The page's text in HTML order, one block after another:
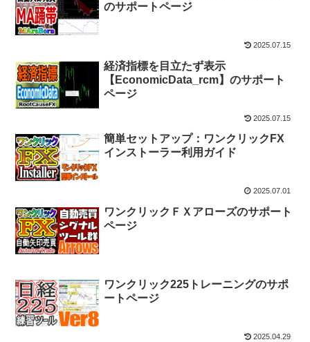
のサポートページ
2025.07.15
経済指標を目立たず表示
【EconomicData_rcm】のサポート
ページ
2025.07.15
簡単セットアップ：ワンクリックFX
インストーラー利用ガイド
2025.07.01
ワンクリックＦＸアローズのサポート
ページ
ワンクリック225トレーニングのサポ
ートページ
2025.04.29